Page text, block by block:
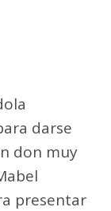
darse
don muy
presentar